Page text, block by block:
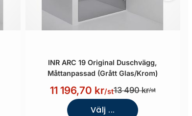
INR ARC 19 Original Duschvägg,
Måttanpassad (Grått Glas/Krom)
11 196,70 kr/st13 490 kr/st
Välj ...